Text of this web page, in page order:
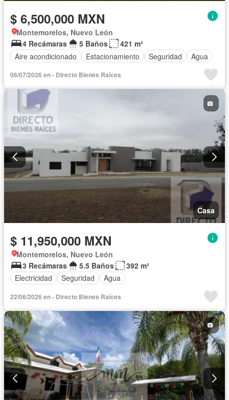
$ 6,500,000 MXN
Montemorelos, Nuevo León
4 Recámaras
5 Baños
421 m²
Aire acondicionado
Estacionamiento Seguridad Agua
06/07/2026 en - Directo Bienes Raíces
Casa
$ 11,950,000 MXN
Montemorelos, Nuevo León
3 Recámaras
5.5 Baños
392 m²
Electricidad
Seguridad Agua
22/06/2026 en - Directo Bienes Raíces